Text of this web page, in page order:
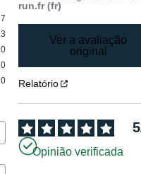
7
3
0
0
0
run.fr (fr)
Ver a avaliação
original
Relatório
5
Opinião verificada